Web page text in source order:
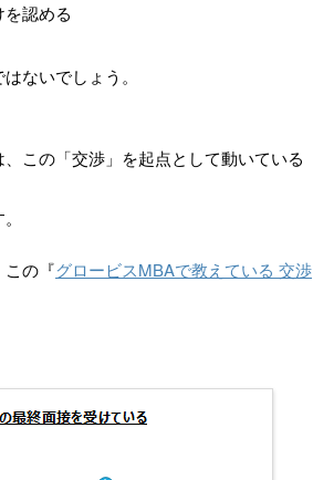
認める
ないでしょう。
この「交渉」を起点として動いている
の『グロービスMBAで教えている 交渉